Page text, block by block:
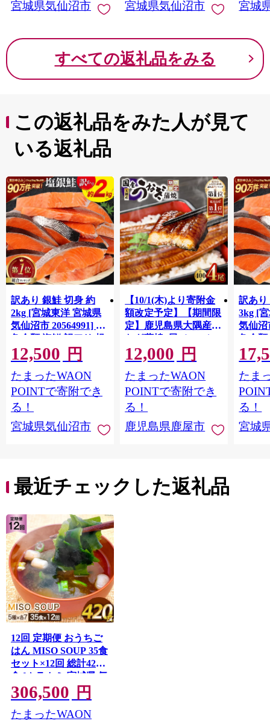
宮城県気仙沼市 宮城県気仙沼市 宮城
すべての返礼品をみる
この返礼品をみた人が見て
いる返礼品
訳あり 銀鮭 切身 約
2kg [宮城東洋 宮城県
気仙沼市 20564991] 鮭
魚介類 海鮮 訳アリ 規
格外 不揃い さけ サケ
鮭切身 シャケ 切り身
冷凍 家庭用 おかず 弁
当 支援 サーモン 銀鮭
切り身 魚 わけあり
12,500 円
たまったWAON
POINTで寄附でき
る！
宮城県気仙沼市
【10/1(木)より寄附金
額改定予定】【期間限
定】鹿児島県大隅産う
なぎ蒲焼4尾（400g）
12,000 円
たまったWAON
POINTで寄附でき
る！
鹿児島県鹿屋市
訳あり
3kg [
気仙沼
魚介
格外
鮭切身
冷凍
当 支
切り
たま
る！
宮城
最近チェックした返礼品
12回 定期便 おうちご
はん MISO SOUP 35食
セット×12回 総計420
食 [ムラカミ 宮城県 気
仙沼市 20564508] 加工
食品 味噌汁 みそ汁 イ
ンスタント 即席 簡単
306,500 円
たまったWAON